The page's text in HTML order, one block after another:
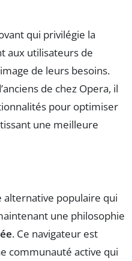
qui privilégie la
aux utilisateurs de
de leurs besoins.
de chez Opera, il
pour optimiser
une meilleure
alternative populaire qui
une philosophie
. Ce navigateur est
communauté active qui